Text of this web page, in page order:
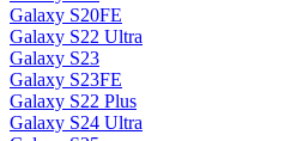
Galaxy S20FE
Galaxy S22 Ultra
Galaxy S23
Galaxy S23FE
Galaxy S22 Plus
Galaxy S24 Ultra